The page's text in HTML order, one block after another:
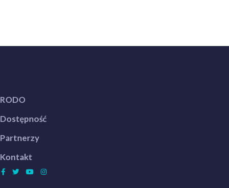
RODO
Dostępność
Partnerzy
Kontakt